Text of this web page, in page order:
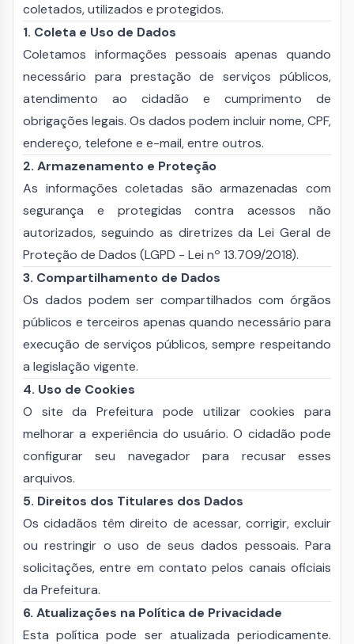
coletados, utilizados e protegidos.
1. Coleta e Uso de Dados
Coletamos informações pessoais apenas quando
necessário para prestação de serviços públicos,
atendimento ao cidadão e cumprimento de
obrigações legais. Os dados podem incluir nome, CPF,
endereço, telefone e e-mail, entre outros.
2. Armazenamento e Proteção
As informações coletadas são armazenadas com
segurança e protegidas contra acessos não
autorizados, seguindo as diretrizes da Lei Geral de
Proteção de Dados (LGPD - Lei nº 13.709/2018).
3. Compartilhamento de Dados
Os dados podem ser compartilhados com órgãos
públicos e terceiros apenas quando necessário para
execução de serviços públicos, sempre respeitando
a legislação vigente.
4. Uso de Cookies
O site da Prefeitura pode utilizar cookies para
melhorar a experiência do usuário. O cidadão pode
configurar seu navegador para recusar esses
arquivos.
5. Direitos dos Titulares dos Dados
Os cidadãos têm direito de acessar, corrigir, excluir
ou restringir o uso de seus dados pessoais. Para
solicitações, entre em contato pelos canais oficiais
da Prefeitura.
6. Atualizações na Política de Privacidade
Esta política pode ser atualizada periodicamente.